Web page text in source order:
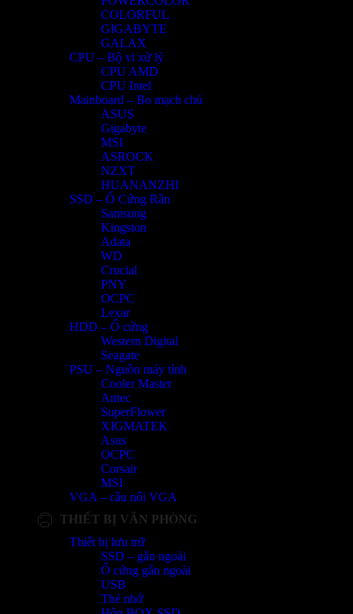
COLORFUL
GIGABYTE
GALAX
CPU – Bộ vi xử lý
CPU AMD
CPU Intel
Mainboard – Bo mạch chủ
ASUS
Gigabyte
MSI
ASROCK
NZXT
HUANANZHI
SSD – Ổ Cứng Rắn
Samsung
Kingston
Adata
WD
Crucial
PNY
OCPC
Lexar
HDD – Ổ cứng
Western Digital
Seagate
PSU – Nguồn máy tính
Cooler Master
Antec
SuperFlower
XIGMATEK
Asus
OCPC
Corsair
MSI
VGA – cầu nối VGA
THIẾT BỊ VĂN PHÒNG
Thiết bị lưu trữ
SSD – gắn ngoài
Ổ cứng gắn ngoài
USB
Thẻ nhớ